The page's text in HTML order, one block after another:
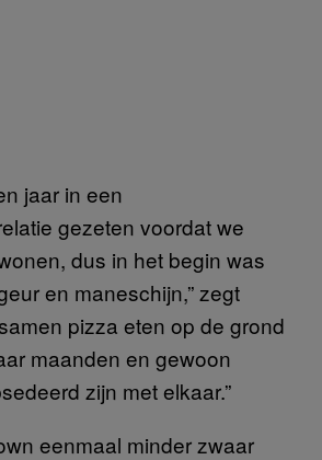
jaar in een
gezeten voordat we
dus in het begin was
en maneschijn,” zegt
pizza eten op de grond
maanden en gewoon
zijn met elkaar.”
eenmaal minder zwaar